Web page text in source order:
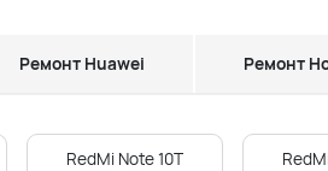
Ремонт Huawei Ремонт
RedMi Note 10T